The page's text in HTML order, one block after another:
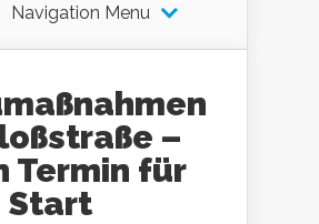
Navigation Menu
–
Termin für
Start